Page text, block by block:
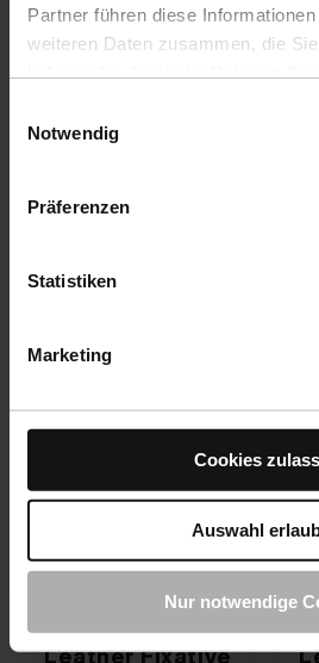
Partner führen diese
weiteren Daten zusammen, die
Einstellungen zu den Cookies
Notwendig
Präferenzen
Statistiken
Marketing
Cookies
Auswahl
Nur notwendige
COLOURLOCK · Nº de
artículo 597-100ML-01
Leather Care
COLOURLOCK · Nº de
Leather Fixative